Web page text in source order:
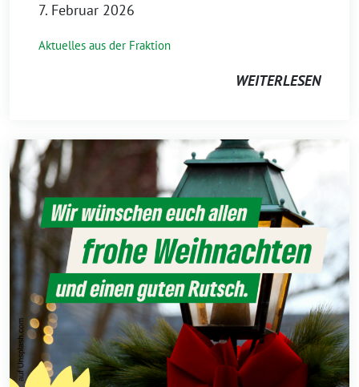
7. Februar 2026
Aktuelles aus der Fraktion
WEITERLESEN